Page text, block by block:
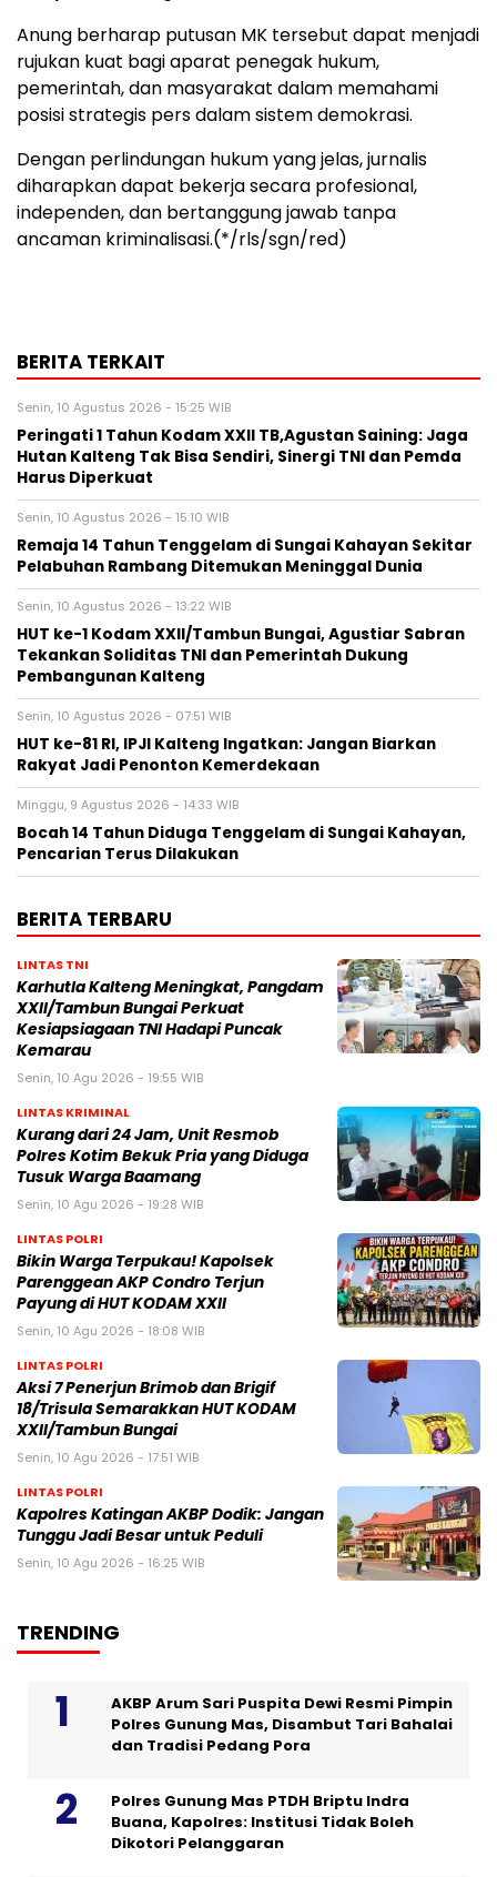
Anung berharap putusan MK tersebut dapat menjadi
rujukan kuat bagi aparat penegak hukum,
pemerintah, dan masyarakat dalam memahami
posisi strategis pers dalam sistem demokrasi.
Dengan perlindungan hukum yang jelas, jurnalis
diharapkan dapat bekerja secara profesional,
independen, dan bertanggung jawab tanpa
ancaman kriminalisasi.(*/rls/sgn/red)
BERITA TERKAIT
Senin, 10 Agustus 2026 - 15:25 WIB
Peringati 1 Tahun Kodam XXII TB,Agustan Saining: Jaga
Hutan Kalteng Tak Bisa Sendiri, Sinergi TNI dan Pemda
Harus Diperkuat
Senin, 10 Agustus 2026 - 15:10 WIB
Remaja 14 Tahun Tenggelam di Sungai Kahayan Sekitar
Pelabuhan Rambang Ditemukan Meninggal Dunia
Senin, 10 Agustus 2026 - 13:22 WIB
HUT ke-1 Kodam XXII/Tambun Bungai, Agustiar Sabran
Tekankan Soliditas TNI dan Pemerintah Dukung
Pembangunan Kalteng
Senin, 10 Agustus 2026 - 07:51 WIB
HUT ke-81 RI, IPJI Kalteng Ingatkan: Jangan Biarkan
Rakyat Jadi Penonton Kemerdekaan
Minggu, 9 Agustus 2026 - 14:33 WIB
Bocah 14 Tahun Diduga Tenggelam di Sungai Kahayan,
Pencarian Terus Dilakukan
BERITA TERBARU
LINTAS TNI
Karhutla Kalteng Meningkat, Pangdam
XXII/Tambun Bungai Perkuat
Kesiapsiagaan TNI Hadapi Puncak
Kemarau
Senin, 10 Agu 2026 - 19:55 WIB
LINTAS KRIMINAL
Kurang dari 24 Jam, Unit Resmob
Polres Kotim Bekuk Pria yang Diduga
Tusuk Warga Baamang
Senin, 10 Agu 2026 - 19:28 WIB
LINTAS POLRI
Bikin Warga Terpukau! Kapolsek
Parenggean AKP Condro Terjun
Payung di HUT KODAM XXII
Senin, 10 Agu 2026 - 18:08 WIB
LINTAS POLRI
Aksi 7 Penerjun Brimob dan Brigif
18/Trisula Semarakkan HUT KODAM
XXII/Tambun Bungai
Senin, 10 Agu 2026 - 17:51 WIB
LINTAS POLRI
Kapolres Katingan AKBP Dodik: Jangan
Tunggu Jadi Besar untuk Peduli
Senin, 10 Agu 2026 - 16:25 WIB
TRENDING
AKBP Arum Sari Puspita Dewi Resmi Pimpin
Polres Gunung Mas, Disambut Tari Bahalai
dan Tradisi Pedang Pora
Polres Gunung Mas PTDH Briptu Indra
Buana, Kapolres: Institusi Tidak Boleh
Dikotori Pelanggaran